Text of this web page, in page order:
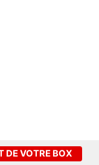
DE VOTRE BOX